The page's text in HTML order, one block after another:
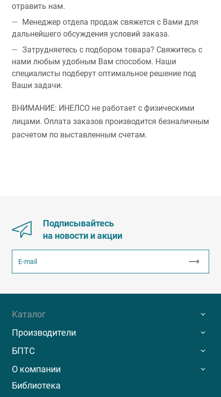
отравить нам.
Менеджер отдела продаж свяжется с Вами для
дальнейшего обсуждения условий заказа.
Затрудняетесь с подбором товара? Свяжитесь с
нами любым удобным Вам способом. Наши
специалисты подберут оптимальное решение под
Ваши задачи.
ВНИМАНИЕ: ИНЕЛСО не работает с физическими
лицами. Оплата заказов производится безналичным
расчетом по выставленным счетам.
Подписывайтесь
на новости и акции
Каталог
Производители
БПТС
О компании
Библиотека